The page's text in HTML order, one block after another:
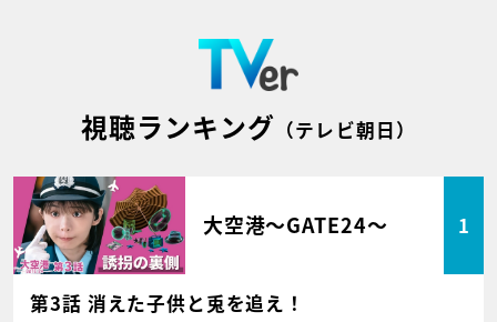
視聴ランキング （テレビ朝日）
大空港～GATE24～ 1
第3話 消えた子供と兎を追え！